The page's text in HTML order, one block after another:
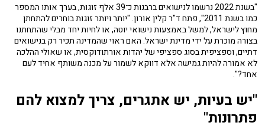
"בשנת 2022 נרשמו לנישואים ברבנות כ־39 אלף זוגות, בערך אותו המספר
כמו בשנת 2011", פתח ד"ר קלין אורון. "יותר ויותר זוגות בוחרים להתחתן
מחוץ לישראל, למשל באמצעות נישואי יוטה, או לחיות יחד מבלי שהתחתנו
בצורה מוכרת על ידי מדינת ישראל. האם ראוי שהמדינה תכיר רק בנישואים
דתיים, וספציפית בסוג ספציפי של יהדות אורתודוקסית, או שאולי ההלכה
לא אמורה להיות גמישה אלא דווקא לשמור על מכנה משותף אחיד לעם
אחד?".
"יש בעיות, יש אתגרים, צריך למצוא להם
פתרונות"